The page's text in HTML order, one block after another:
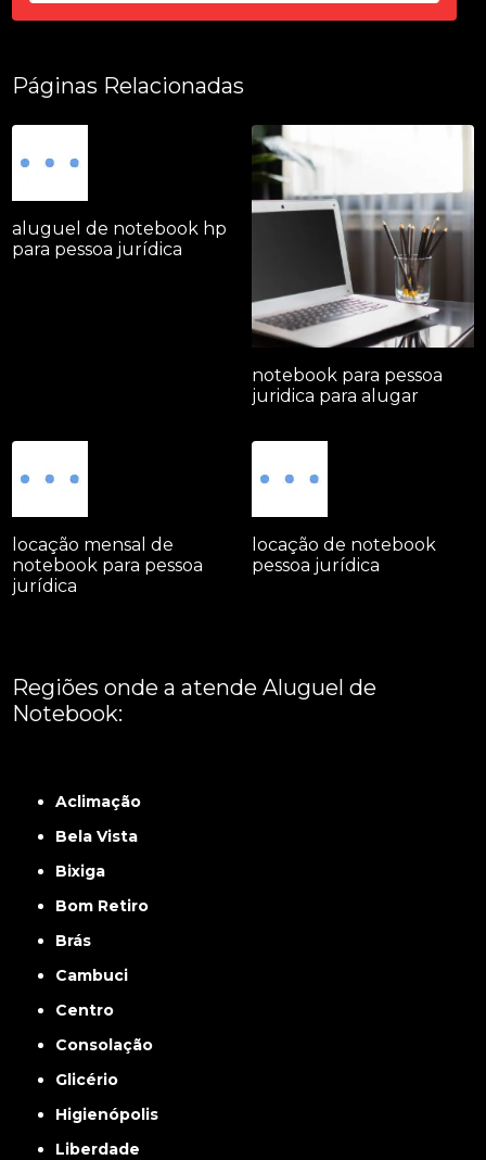
Páginas Relacionadas
aluguel de notebook hp
para pessoa jurídica
notebook para pessoa
juridica para alugar
locação mensal de
notebook para pessoa
jurídica
locação de notebook
pessoa jurídica
Regiões onde a atende Aluguel de
Notebook:
Aclimação
Bela Vista
Bixiga
Bom Retiro
Brás
Cambuci
Centro
Consolação
Glicério
Higienópolis
Liberdade